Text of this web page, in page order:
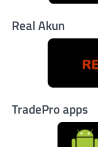
Real Akun
TradePro apps